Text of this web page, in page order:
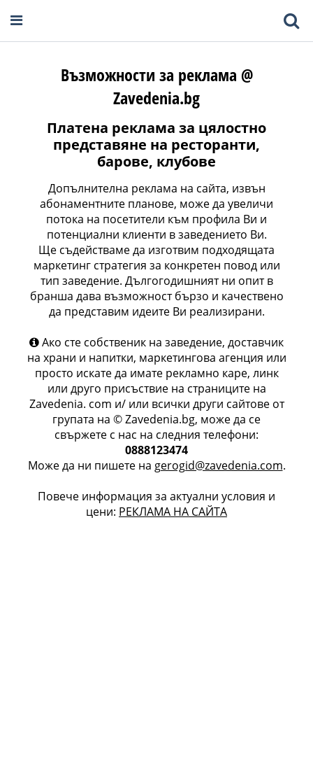
Възможности за реклама @
Zavedenia.bg
Платена реклама за цялостно
представяне на ресторанти,
барове, клубове
Допълнителна реклама на сайта, извън
абонаментните планове, може да увеличи
потока на посетители към профила Ви и
потенциални клиенти в заведението Ви.
Ще съдействаме да изготвим подходящата
маркетинг стратегия за конкретен повод или
тип заведение. Дългогодишният ни опит в
бранша дава възможност бързо и качествено
да представим идеите Ви реализирани.
Ако сте собственик на заведение, доставчик
на храни и напитки, маркетингова агенция или
просто искате да имате рекламно каре, линк
или друго присъствие на страниците на
Zavedenia. com и/ или всички други сайтове от
групата на © Zavedenia.bg, може да се
свържете с нас на следния телефони:
0888123474
Може да ни пишете на gerogid@zavedenia.com.
Повече информация за актуални условия и
цени: РЕКЛАМА НА САЙТА